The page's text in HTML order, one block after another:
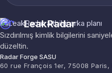
LeakRadar
Sızdırılmış kimlik bilgilerini
düzeltin.
Radar Forge SASU
60 rue François 1er, 75008 Paris,